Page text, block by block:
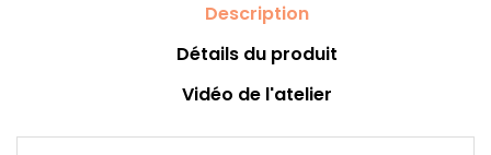
Description
Détails du produit
Vidéo de l'atelier